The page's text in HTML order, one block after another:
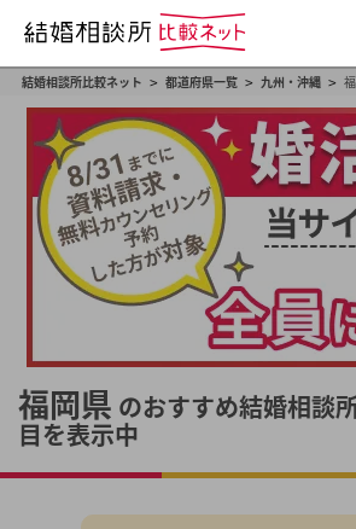
結婚相談所比較ネット > 都道府県一覧 > 九州・沖縄 >
福岡県 のおすすめ結婚相談
目を表示中